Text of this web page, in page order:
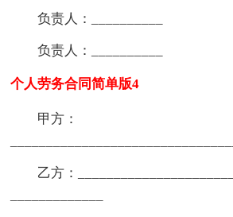
负责人：__________
负责人：__________
个人劳务合同简单版4
甲方：
乙方：______________________